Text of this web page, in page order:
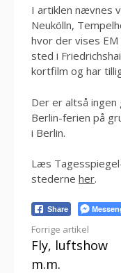
I artiklen nævnes
Neukölln,
hvor der vises
sted i
kortfilm og har
Der er altså
Berlin-ferien på
i Berlin.
Læs
stederne her.
Share
Læs
videre
Forrige artikel
Fly, luftshow
m.m.